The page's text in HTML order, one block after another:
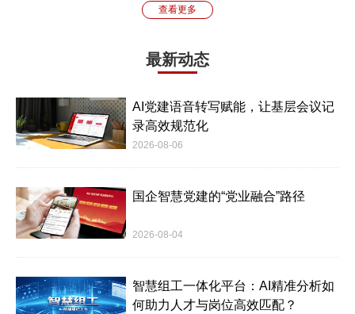
查看更多
最新动态
AI党建语音转写赋能，让基层会议记
录高效规范化
2026-08-06
国企智慧党建的“党业融合”路径
2026-08-04
智慧组工一体化平台：AI精准分析如
何助力人才与岗位高效匹配？